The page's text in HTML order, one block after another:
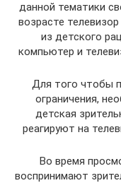
данной тематики
возрасте
из детского
компьютер и
Для того чтобы
ограничения,
детская
реагируют на
Во время
воспринимают